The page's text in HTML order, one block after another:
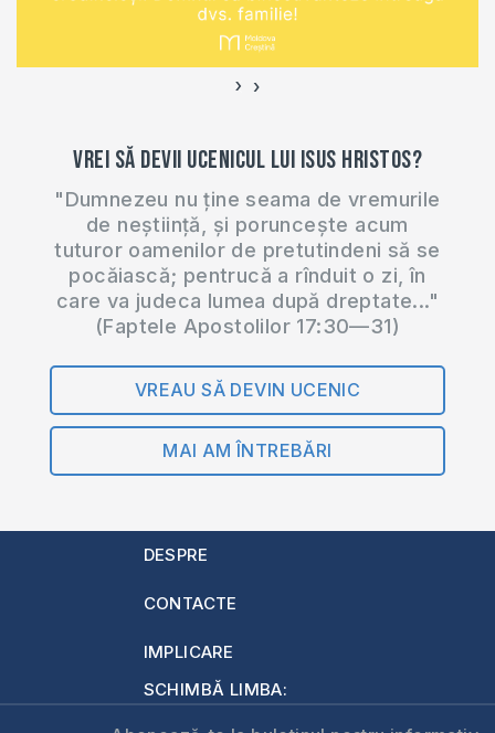
dragostei lui
‹ ›
Vrei să devii ucenicul lui Isus Hristos?
"Dumnezeu nu ține seama de vremurile
de neștiință, și poruncește acum
tuturor oamenilor de pretutindeni să se
pocăiască; pentrucă a rînduit o zi, în
care va judeca lumea după dreptate..."
(Faptele Apostolilor 17:30—31)
VREAU SĂ DEVIN UCENIC
MAI AM ÎNTREBĂRI
DESPRE
CONTACTE
IMPLICARE
SCHIMBĂ LIMBA: